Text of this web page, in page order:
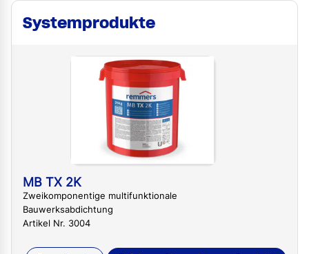
Systemprodukte
MB TX 2K
Zweikomponentige multifunktionale
Bauwerksabdichtung
Artikel Nr. 3004